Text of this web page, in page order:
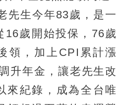
先生今年83歲，是一
16歲開始投保，76歲
領，加上CPI累計漲
升年金，讓老先生改
來紀錄，成為全台唯